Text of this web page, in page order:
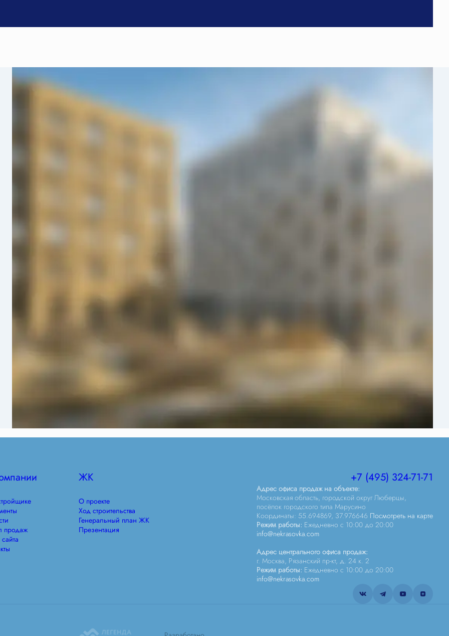
продаж
ЖК
О проекте
Ход строительства
Генеральный план ЖК
Презентация
+7 (495) 324-71-71
Адрес офиса продаж на объекте:
Московская область, городской округ Люберцы,
посёлок городского типа Марусино
Координаты: 55.694869, 37.976646 Посмотреть на карте
Режим работы: Ежедневно c 10:00 до 20:00
info@nekrasovka.com
Адрес центрального офиса продаж:
г. Москва, Рязанский пр-кт, д. 24 к. 2
Режим работы: Ежедневно c 10:00 до 20:00
info@nekrasovka.com